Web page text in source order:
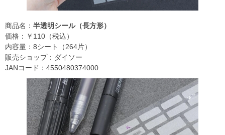
商品名： 半透明シール（長方形）
価格：￥110（税込）
内容量：8シート（264片）
販売ショップ：ダイソー
JANコード：4550480374000